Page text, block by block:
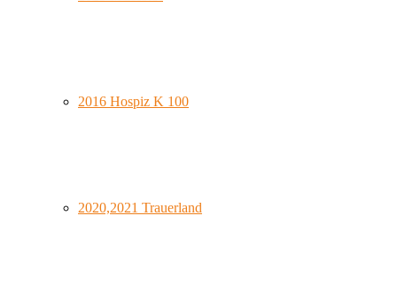
2016 Hospiz K 100
2020,2021 Trauerland